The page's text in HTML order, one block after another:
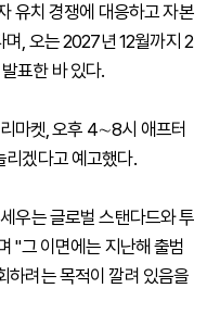
유치 경쟁에 대응하고 자본
, 오는 2027년 12월까지 2
표한 바 있다.
마켓, 오후 4∼8시 애프터
리겠다고 예고했다.
우는 글로벌 스탠다드와 투
"그 이면에는 지난해 출범
하려는 목적이 깔려 있음을